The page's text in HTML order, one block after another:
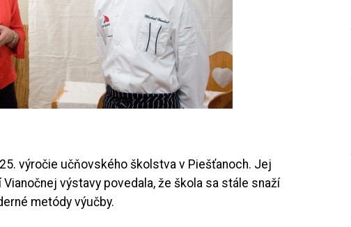
výročie učňovského školstva v Piešťanoch. Jej
výstavy povedala, že škola sa stále snaží
metódy výučby.